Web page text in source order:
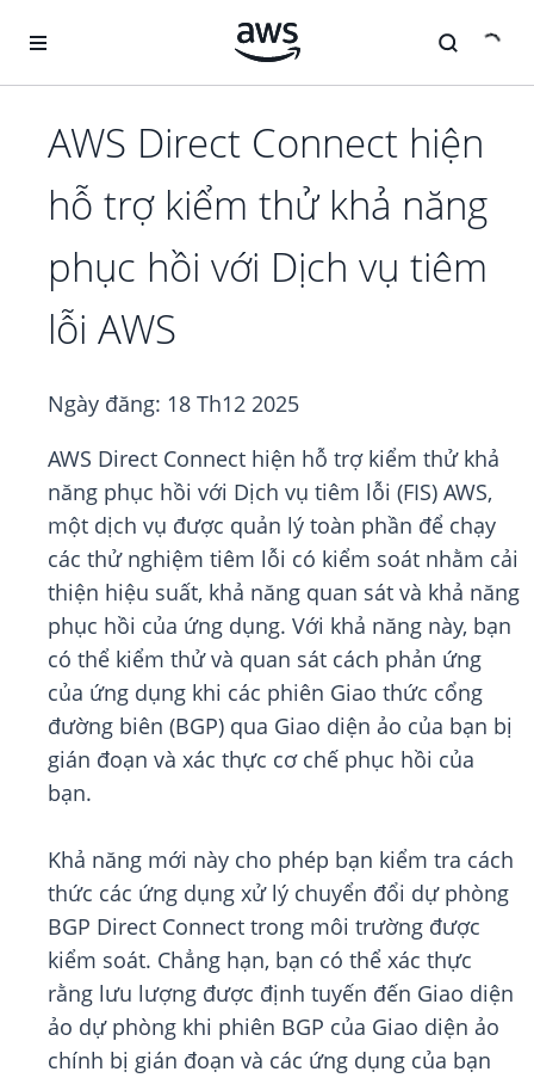
AWS Direct Connect hiện
hỗ trợ kiểm thử khả năng
phục hồi với Dịch vụ tiêm
lỗi AWS
Ngày đăng: 18 Th12 2025
AWS Direct Connect hiện hỗ trợ kiểm thử khả
năng phục hồi với Dịch vụ tiêm lỗi (FIS) AWS,
một dịch vụ được quản lý toàn phần để chạy
các thử nghiệm tiêm lỗi có kiểm soát nhằm cải
thiện hiệu suất, khả năng quan sát và khả năng
phục hồi của ứng dụng. Với khả năng này, bạn
có thể kiểm thử và quan sát cách phản ứng
của ứng dụng khi các phiên Giao thức cổng
đường biên (BGP) qua Giao diện ảo của bạn bị
gián đoạn và xác thực cơ chế phục hồi của
bạn.
Khả năng mới này cho phép bạn kiểm tra cách
thức các ứng dụng xử lý chuyển đổi dự phòng
BGP Direct Connect trong môi trường được
kiểm soát. Chẳng hạn, bạn có thể xác thực
rằng lưu lượng được định tuyến đến Giao diện
ảo dự phòng khi phiên BGP của Giao diện ảo
chính bị gián đoạn và các ứng dụng của bạn